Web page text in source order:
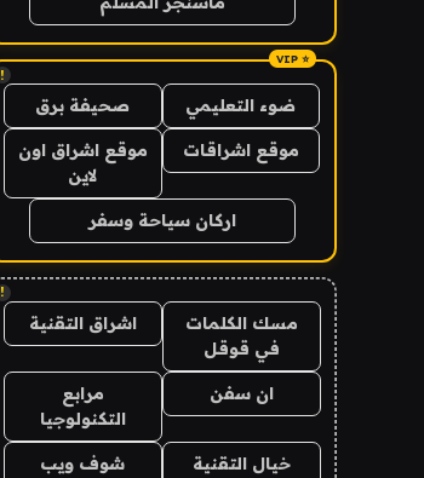
!
ضوء التعليمي صحيفة برق
موقع اشراقات
موقع اشراق اون
لاين
اركان سياحة وسفر
!
مسك الكلمات
في قوقل
اشراق التقنية
ان سفن
مرابع
التكنولوجيا
خيال التقنية شوف ويب